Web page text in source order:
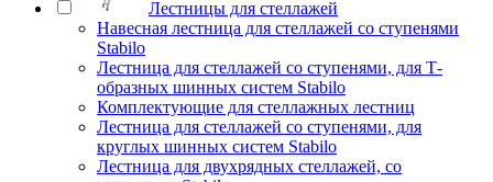
Лестницы для стеллажей
Навесная лестница для стеллажей со ступенями
Stabilo
Лестница для стеллажей со ступенями, для Т-
образных шинных систем Stabilo
Комплектующие для стеллажных лестниц
Лестница для стеллажей со ступенями, для
круглых шинных систем Stabilo
Лестница для двухрядных стеллажей, со